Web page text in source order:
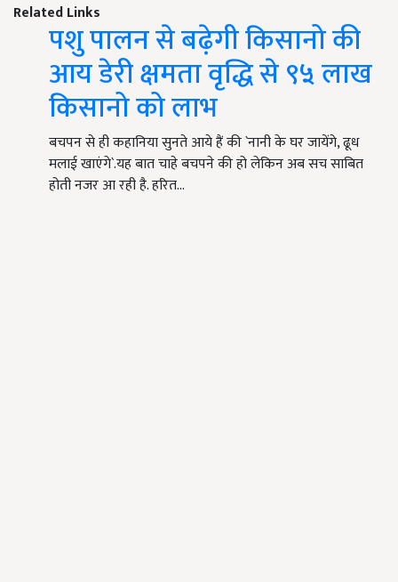
Related Links
पशु पालन से बढ़ेगी किसानो की
आय डेरी क्षमता वृद्धि से ९५ लाख
किसानो को लाभ
बचपन से ही कहानिया सुनते आये हैं की `नानी के घर जायेंगे, ढूध
मलाई खाएंगे`.यह बात चाहे बचपने की हो लेकिन अब सच साबित
होती नजर आ रही है. हरित…